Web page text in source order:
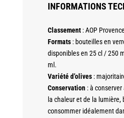
INFORMATIONS
Classement : AOP Provence
Formats : bouteilles en
disponibles en 25 cl / 250
ml.
Variété d’olives :
Conservation : à conserver
la chaleur et de la
consommer idéalement